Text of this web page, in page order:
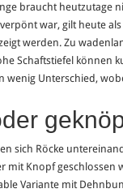
braucht heutzutage
war, gilt heute
werden. Zu
Schaftstiefel können
wenig Unterschied,
sich Röcke
mit Knopf
Variante mit